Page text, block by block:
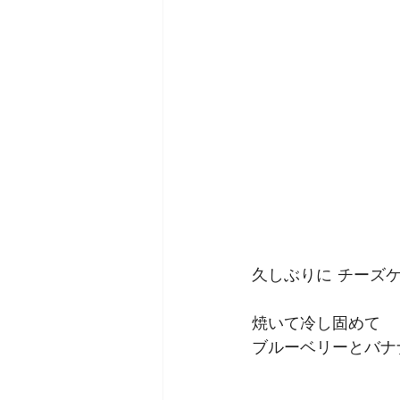
久しぶりに チーズ
焼いて冷し固めて
ブルーベリーとバ